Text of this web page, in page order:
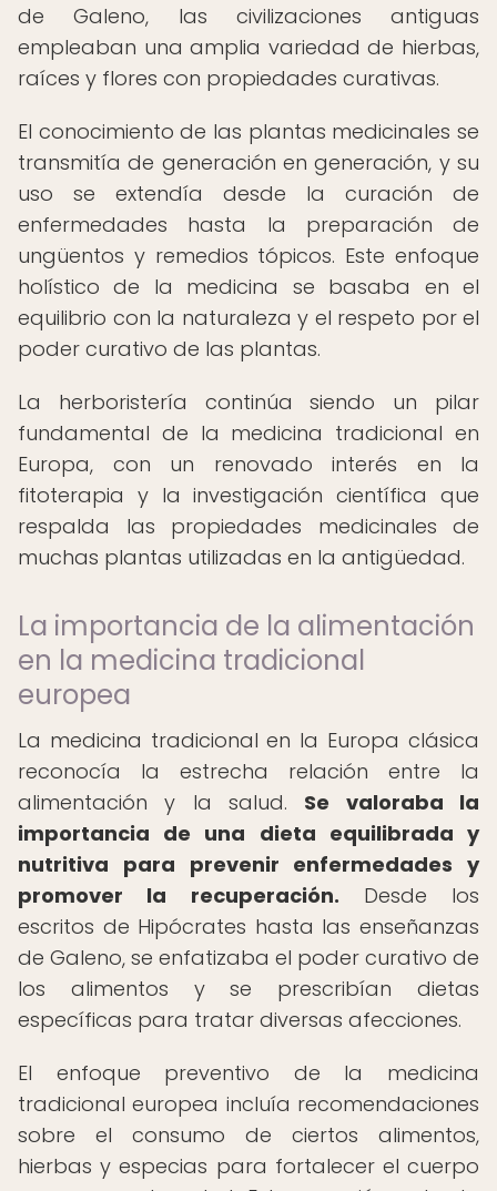
de Galeno, las civilizaciones antiguas
empleaban una amplia variedad de hierbas,
raíces y flores con propiedades curativas.
El conocimiento de las plantas medicinales se
transmitía de generación en generación, y su
uso se extendía desde la curación de
enfermedades hasta la preparación de
ungüentos y remedios tópicos. Este enfoque
holístico de la medicina se basaba en el
equilibrio con la naturaleza y el respeto por el
poder curativo de las plantas.
La herboristería continúa siendo un pilar
fundamental de la medicina tradicional en
Europa, con un renovado interés en la
fitoterapia y la investigación científica que
respalda las propiedades medicinales de
muchas plantas utilizadas en la antigüedad.
La importancia de la alimentación
en la medicina tradicional
europea
La medicina tradicional en la Europa clásica
reconocía la estrecha relación entre la
alimentación y la salud. Se valoraba la
importancia de una dieta equilibrada y
nutritiva para prevenir enfermedades y
promover la recuperación. Desde los
escritos de Hipócrates hasta las enseñanzas
de Galeno, se enfatizaba el poder curativo de
los alimentos y se prescribían dietas
específicas para tratar diversas afecciones.
El enfoque preventivo de la medicina
tradicional europea incluía recomendaciones
sobre el consumo de ciertos alimentos,
hierbas y especias para fortalecer el cuerpo